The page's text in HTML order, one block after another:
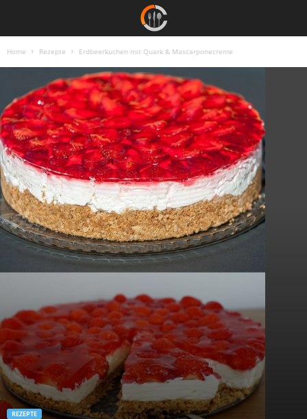
Home Rezepte Erdbeerkuchen mit Quark & Mascarponecreme
REZEPTE